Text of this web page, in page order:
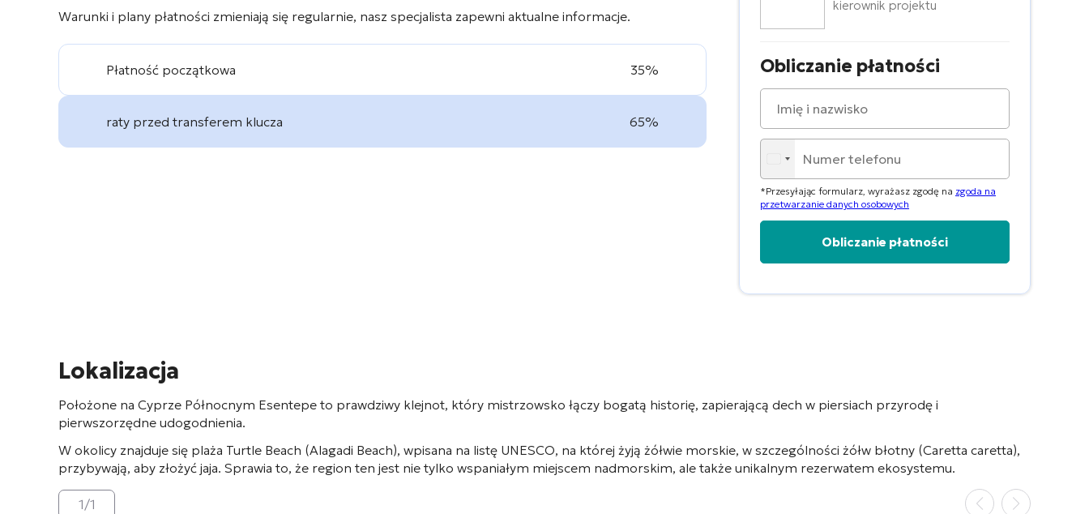
Warunki i plany płatności zmieniają się regularnie, nasz specjalista zapewni aktualne informacje.
Płatność początkowa 35%
raty przed transferem klucza 65%
kierownik projektu
Obliczanie płatności
*Przesyłając formularz, wyrażasz zgodę na zgoda na
przetwarzanie danych osobowych
Lokalizacja
Położone na Cyprze Północnym Esentepe to prawdziwy klejnot, który mistrzowsko łączy bogatą historię, zapierającą dech w piersiach przyrodę i
pierwszorzędne udogodnienia.
W okolicy znajduje się plaża Turtle Beach (Alagadi Beach), wpisana na listę UNESCO, na której żyją żółwie morskie, w szczególności żółw błotny (Caretta caretta),
przybywają, aby złożyć jaja. Sprawia to, że region ten jest nie tylko wspaniałym miejscem nadmorskim, ale także unikalnym rezerwatem ekosystemu.
1/1